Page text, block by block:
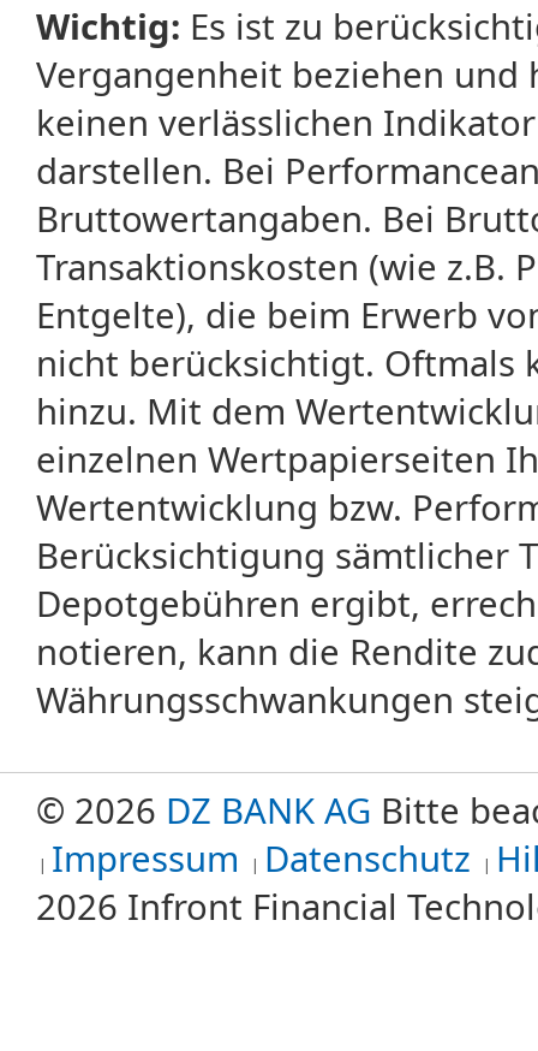
Wichtig: Es ist zu
Vergangenheit beziehen
keinen verlässlichen
darstellen. Bei
Bruttowertangaben. Bei
Transaktionskosten (wie z.B.
Entgelte), die beim Erwerb
nicht berücksichtigt. Oftmals
hinzu. Mit dem
einzelnen Wertpapierseiten
Wertentwicklung bzw.
Berücksichtigung sämtlicher
Depotgebühren ergibt,
notieren, kann die Rendite
Währungsschwankungen
© 2026 DZ BANK AG Bitte
Impressum
Datenschutz
2026 Infront Financial